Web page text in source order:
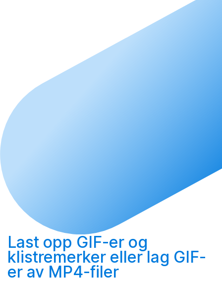
Last opp GIF-er og
klistremerker ellerlag GIF-
er av MP4-filer